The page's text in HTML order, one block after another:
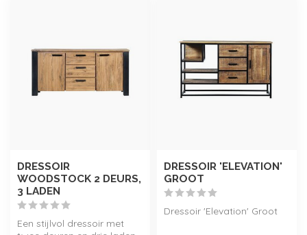
DRESSOIR
WOODSTOCK 2 DEURS,
3 LADEN
Een stijlvol dressoir met
DRESSOIR 'ELEVATION'
GROOT
Dressoir 'Elevation' Groot